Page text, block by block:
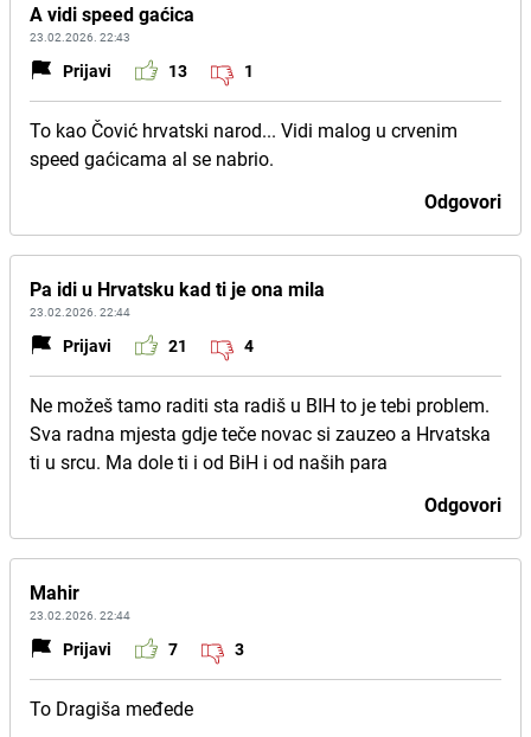
A vidi speed gaćica
23.02.2026. 22:43
Prijavi 13 1
To kao Čović hrvatski narod... Vidi malog u crvenim
speed gaćicama al se nabrio.
Odgovori
Pa idi u Hrvatsku kad ti je ona mila
23.02.2026. 22:44
Prijavi 21 4
Ne možeš tamo raditi sta radiš u BIH to je tebi problem.
Sva radna mjesta gdje teče novac si zauzeo a Hrvatska
ti u srcu. Ma dole ti i od BiH i od naših para
Odgovori
Mahir
23.02.2026. 22:44
Prijavi 7 3
To Dragiša međede